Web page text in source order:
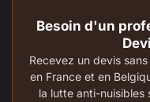
Besoin d'un
Recevez un devis
en France et en
la lutte anti-nuisibles